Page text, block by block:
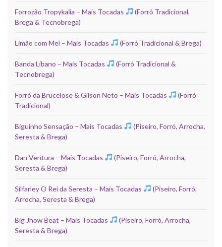
Forrozão Tropykalia – Mais Tocadas
(Forró Tradicional,
Brega & Tecnobrega)
Limão com Mel – Mais Tocadas (Forró Tradicional & Brega)
Banda Líbano – Mais Tocadas
(Forró Tradicional &
Tecnobrega)
Forró da Brucelose & Gilson Neto – Mais Tocadas
(Forró
Tradicional)
Biguinho Sensação – Mais Tocadas
(Piseiro, Forró, Arrocha,
Seresta & Brega)
Dan Ventura – Mais Tocadas
(Piseiro, Forró, Arrocha,
Seresta & Brega)
Silfarley O Rei da Seresta – Mais Tocadas
(Piseiro, Forró,
Arrocha, Seresta & Brega)
Big Jhow Beat – Mais Tocadas
(Piseiro, Forró, Arrocha,
Seresta & Brega)